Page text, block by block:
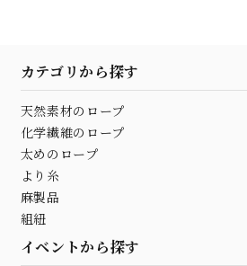
カテゴリから探す
天然素材のロープ
化学繊維のロープ
太めのロープ
より糸
麻製品
組紐
イベントから探す